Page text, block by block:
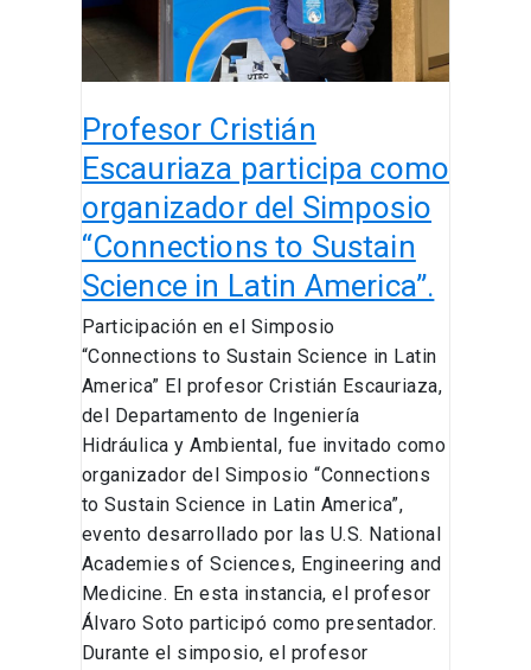
Profesor Cristián
Escauriaza participa como
organizador del Simposio
“Connections to Sustain
Science in Latin America”.
Participación en el Simposio
“Connections to Sustain Science in Latin
America” El profesor Cristián Escauriaza,
del Departamento de Ingeniería
Hidráulica y Ambiental, fue invitado como
organizador del Simposio “Connections
to Sustain Science in Latin America”,
evento desarrollado por las U.S. National
Academies of Sciences, Engineering and
Medicine. En esta instancia, el profesor
Álvaro Soto participó como presentador.
Durante el simposio, el profesor
del
Simposio
“Connections
Sustain
Science
in
Latin
America”.